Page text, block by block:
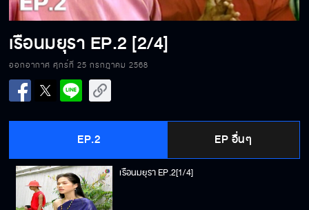
เรือนมยุรา EP.2 [2/4]
ออกอากาศ ศุกร์ที่ 25 กรกฎาคม 2568
EP.2 EP อื่นๆ
เรือนมยุรา EP.2[1/4]